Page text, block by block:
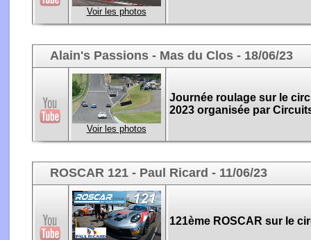
Voir les photos
Alain's Passions - Mas du Clos - 18/06/23
Voir les photos
Journée roulage sur le
2023 organisée par
ROSCAR 121 - Paul Ricard - 11/06/23
121ème ROSCAR sur le